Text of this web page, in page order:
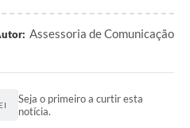
Assessoria de Comunicação
Seja o primeiro a curtir esta
notícia.